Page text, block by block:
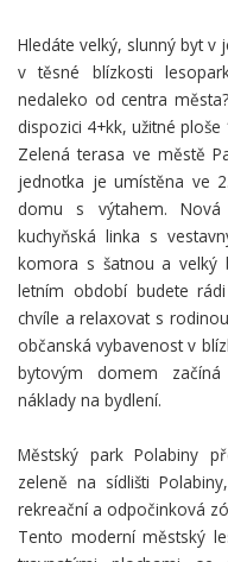
Hledáte velký, slunný byt v
v těsné blízkosti
nedaleko od centra
dispozici 4+kk, užitné
Zelená terasa ve městě
jednotka je umístěna ve
domu s výtahem. Nová
kuchyňská linka s
komora s šatnou a velký
letním období budete
chvíle a relaxovat s
občanská vybavenost v
bytovým domem
náklady na bydlení.
Městský park Polabiny
zeleně na sídlišti
rekreační a odpočinková
Tento moderní městský